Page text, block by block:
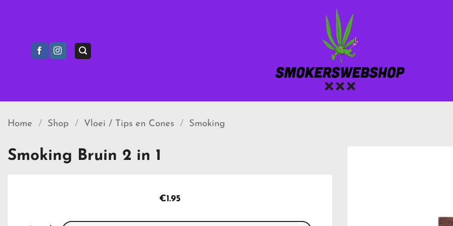
Home / Shop / Vloei / Tips en Cones / Smoking
Smoking Bruin 2 in 1
€1.95